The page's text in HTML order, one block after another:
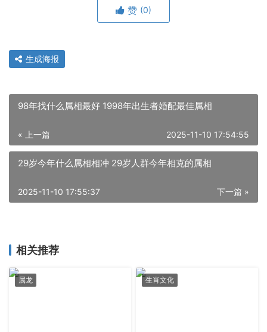
赞 (0)
生成海报
98年找什么属相最好 1998年出生者婚配最佳属相
« 上一篇 2025-11-10 17:54:55
29岁今年什么属相相冲 29岁人群今年相克的属相
下一篇 »
2025-11-10 17:55:37
相关推荐
属龙 生肖文化